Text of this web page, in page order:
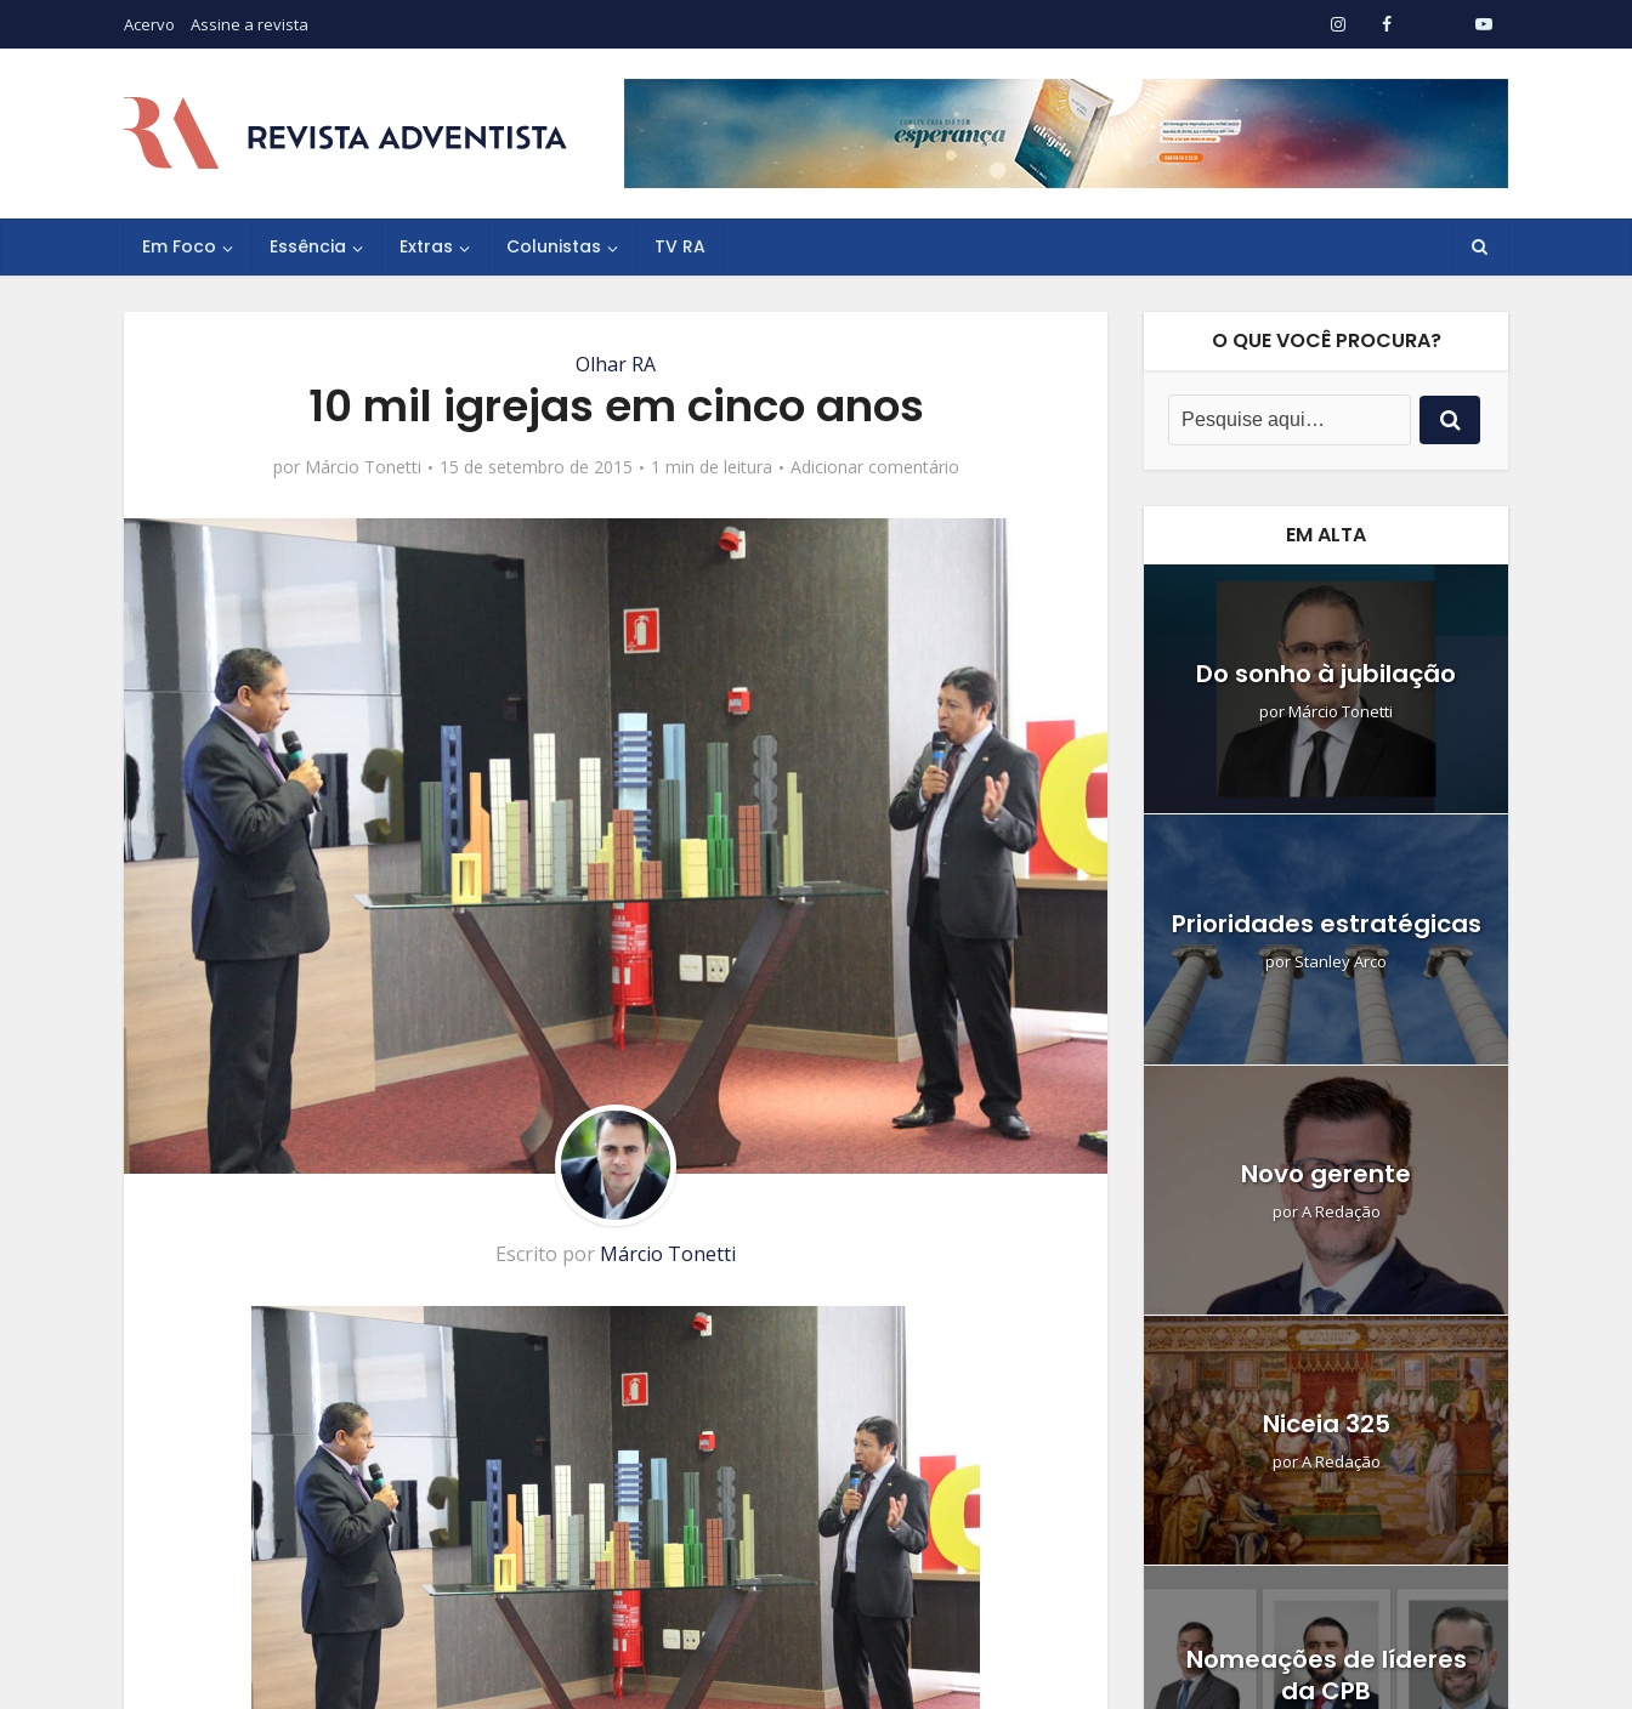
Acervo Assine a revista
Em Foco Essência Extras Colunistas TV RA
Olhar RA
10 mil igrejas em cinco anos
por Márcio Tonetti 15 de setembro de 2015 1 min de leitura Adicionar comentário
Escrito por Márcio Tonetti
O QUE VOCÊ PROCURA?
EM ALTA
Do sonho à jubilação
porMárcio Tonetti
Prioridades estratégicas
porStanley Arco
Novo gerente
porA Redação
Niceia 325
porA Redação
Nomeações de líderes
da CPB